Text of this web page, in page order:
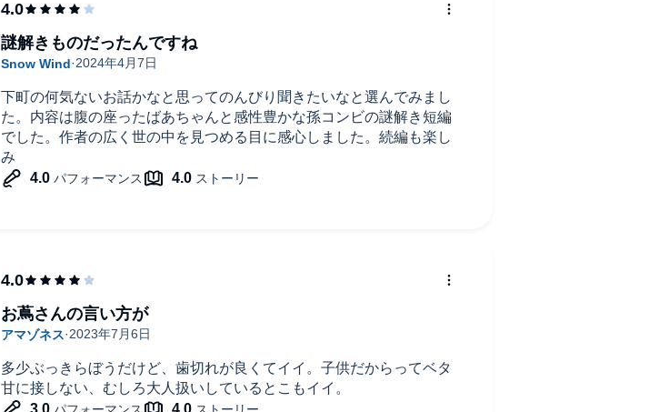
下町の何気ないお話かなと思ってのんびり聞きたいなと選んでみまし
た。内容は腹の座ったばあちゃんと感性豊かな孫コンビの謎解き短編
でした。作者の広く世の中を見つめる目に感心しました。続編も楽し
み
謎解きものだったんですね
多少ぶっきらぼうだけど、歯切れが良くてイイ。子供だからってベタ
甘に接しない、むしろ大人扱いしているとこもイイ。
お蔦さんの言い方が